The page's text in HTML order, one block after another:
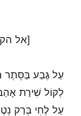
[אל
עַל גֶּבַע בַּסֵּתֶר
לְקּוֹל שִׁירַת
עַל לֶחִי בְּרַק